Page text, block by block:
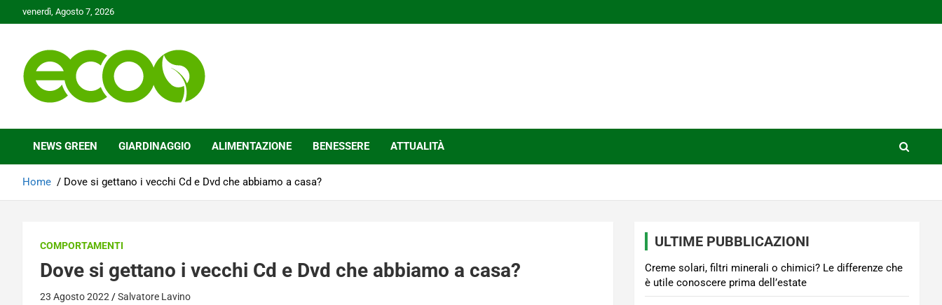
to
venerdì, Agosto 7, 2026
Ecoo.it
NEWS GREEN GIARDINAGGIO ALIMENTAZIONE BENESSERE ATTUALITÀ
Home Dove si gettano i vecchi Cd e Dvd che abbiamo a casa?
COMPORTAMENTI
Dove si gettano i vecchi Cd e Dvd che abbiamo a casa?
23 Agosto 2022 Salvatore Lavino
ULTIME PUBBLICAZIONI
Creme solari, filtri minerali o chimici? Le differenze che
è utile conoscere prima dell’estate